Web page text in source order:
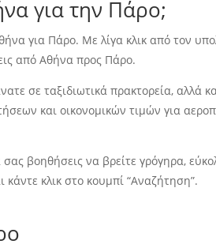
για την Πάρο;
για Πάρο. Με λίγα κλικ από τον
από Αθήνα προς Πάρο.
σε ταξιδιωτικά πρακτορεία, αλλά
και οικονομικών τιμών για
σας βοηθήσεις να βρείτε γρόγηρα,
κλικ στο κουμπί “Αναζήτηση”.